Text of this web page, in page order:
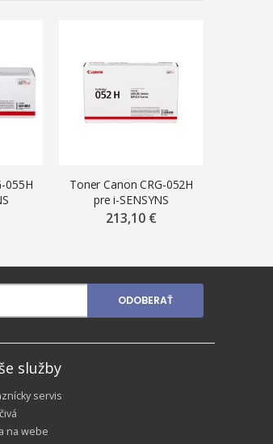
055H
Toner Canon CRG-052H
pre i-SENSYNS
LBP212/LBP215,
213,10 €
ODOBERAŤ
služby
servis
na webe